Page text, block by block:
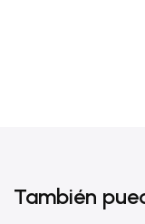
También